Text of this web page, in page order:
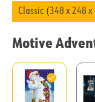
Classic (348 x 248
Motive